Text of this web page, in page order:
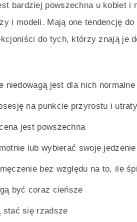
bardziej powszechna u kobiet i
i modeli. Mają one tendencję
do tych, którzy znają je
niedowagą jest dla nich normalne
na punkcie przyrostu i
jest powszechna
lub wybierać swoje
bez względu na to, ile
być coraz cieńsze
stać się rzadsze